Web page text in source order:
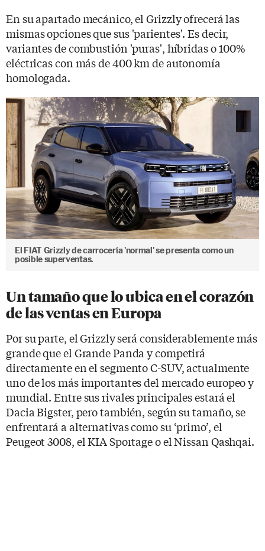
En su apartado mecánico, el Grizzly ofrecerá las
mismas opciones que sus 'parientes'. Es decir,
variantes de combustión 'puras', híbridas o 100%
eléctricas con más de 400 km de autonomía
homologada.
El FIAT Grizzly de carrocería 'normal' se presenta como un
posible superventas.
Un tamaño que lo ubica en el corazón
de las ventas en Europa
Por su parte, el Grizzly será considerablemente más
grande que el Grande Panda y competirá
directamente en el segmento C-SUV, actualmente
uno de los más importantes del mercado europeo y
mundial. Entre sus rivales principales estará el
Dacia Bigster, pero también, según su tamaño, se
enfrentará a alternativas como su ‘primo’, el
Peugeot 3008, el KIA Sportage o el Nissan Qashqai.